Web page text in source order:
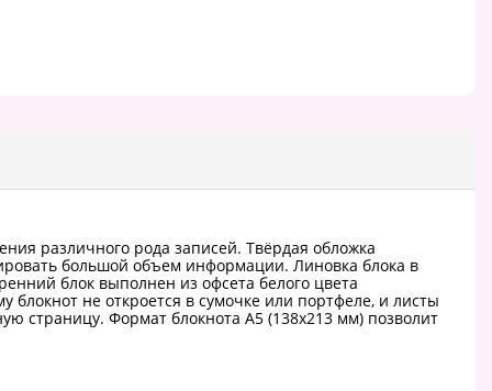
различного рода записей. Твёрдая обложка
большой объем информации. Линовка блока в
блок выполнен из офсета белого цвета
не откроется в сумочке или портфеле, и листы
страницу. Формат блокнота А5 (138х213 мм) позволит